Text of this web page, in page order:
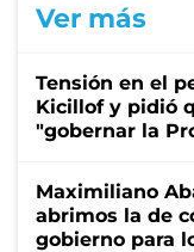
Ver más
Tensión en el
Kicillof y pidió
"gobernar la
Maximiliano
abrimos la de
gobierno para